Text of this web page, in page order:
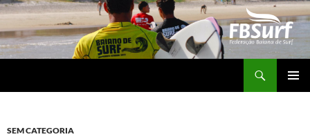
Pular
o
conteúdo
SEM CATEGORIA